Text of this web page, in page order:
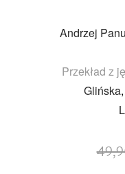
Andrzej
Przekład z
Glińska,